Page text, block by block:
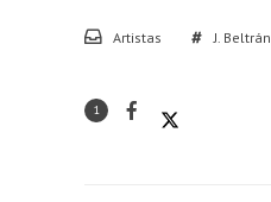
Artistas J. Beltrán
1